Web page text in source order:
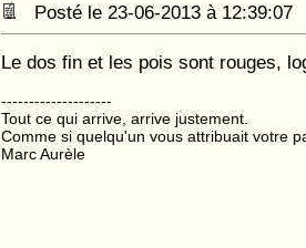
Posté le 23-06-2013 à
Le dos fin et les pois sont rouges,
--------------------
Tout ce qui arrive, arrive justement.
Comme si quelqu'un vous attribuait votre
Marc Aurèle